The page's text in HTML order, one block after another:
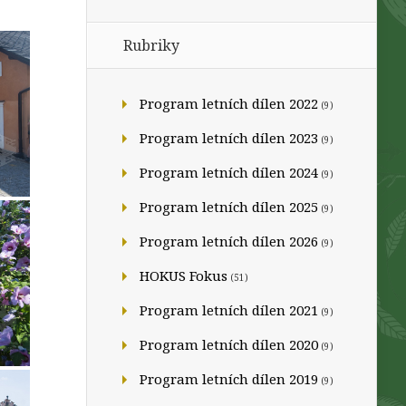
Rubriky
Program letních dílen 2022 (9)
Program letních dílen 2023 (9)
Program letních dílen 2024 (9)
Program letních dílen 2025 (9)
Program letních dílen 2026 (9)
HOKUS Fokus (51)
Program letních dílen 2021 (9)
Program letních dílen 2020 (9)
Program letních dílen 2019 (9)